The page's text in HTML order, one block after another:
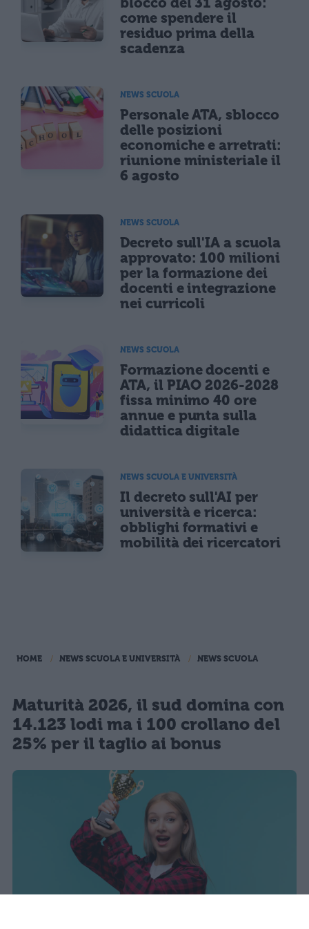
come spendere il
residuo prima della
scadenza
NEWS SCUOLA
Personale ATA, sblocco
delle posizioni
economiche e arretrati:
riunione ministeriale il
6 agosto
NEWS SCUOLA
Decreto sull'IA a scuola
approvato: 100 milioni
per la formazione dei
docenti e integrazione
nei curricoli
NEWS SCUOLA
Formazione docenti e
ATA, il PIAO 2026-2028
fissa minimo 40 ore
annue e punta sulla
didattica digitale
NEWS SCUOLA E UNIVERSITÀ
Il decreto sull'AI per
università e ricerca:
obblighi formativi e
mobilità dei ricercatori
HOME NEWS SCUOLA E UNIVERSITÀ NEWS SCUOLA
Maturità 2026, il sud domina con
14.123 lodi ma i 100 crollano del
25% per il taglio ai bonus